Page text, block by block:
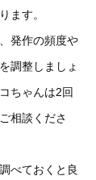
ます。
発作の頻度や
調整しましょ
ちゃんは2回
相談くださ
べておくと良